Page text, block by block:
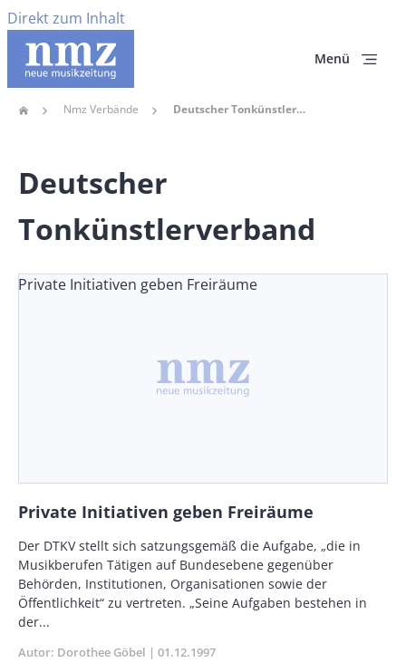
Direkt zum Inhalt
Menü
Home Nmz Verbände Deutscher Tonkünstlerverband
Deutscher
Tonkünstlerverband
Private Initiativen geben Freiräume
Private Initiativen geben Freiräume
Body
Der DTKV stellt sich satzungsgemäß die Aufgabe, „die in
Musikberufen Tätigen auf Bundesebene gegenüber
Behörden, Institutionen, Organisationen sowie der
Öffentlichkeit“ zu vertreten. „Seine Aufgaben bestehen in
der...
Autor Dorothee Göbel Publikationsdatum
01.12.1997